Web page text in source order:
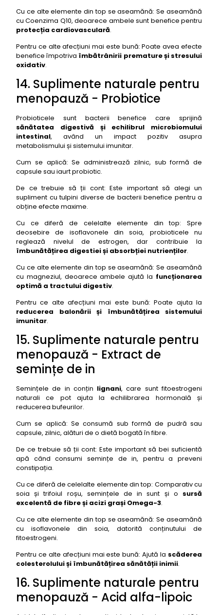
Cu ce alte elemente din top se aseamănă: Se aseamănă
cu Coenzima Q10, deoarece ambele sunt benefice pentru
protecția cardiovasculară.
Pentru ce alte afecțiuni mai este bună: Poate avea efecte
benefice împotriva îmbătrânirii premature și stresului
oxidativ.
14. Suplimente naturale pentru
menopauză - Probiotice
Probioticele sunt bacterii benefice care sprijină
sănătatea digestivă și echilibrul microbiomului
intestinal, având un impact pozitiv asupra
metabolismului și sistemului imunitar.
Cum se aplică: Se administrează zilnic, sub formă de
capsule sau iaurt probiotic.
De ce trebuie să ții cont: Este important să alegi un
supliment cu tulpini diverse de bacterii benefice pentru a
obține efecte maxime.
Cu ce diferă de celelalte elemente din top: Spre
deosebire de isoflavonele din soia, probioticele nu
reglează nivelul de estrogen, dar contribuie la
îmbunătățirea digestiei și absorbției nutrienților.
Cu ce alte elemente din top se aseamănă: Se aseamănă
cu magneziul, deoarece ambele ajută la funcționarea
optimă a tractului digestiv.
Pentru ce alte afecțiuni mai este bună: Poate ajuta la
reducerea balonării și îmbunătățirea sistemului
imunitar.
15. Suplimente naturale pentru
menopauză - Extract de
semințe de in
Semințele de in conțin lignani, care sunt fitoestrogeni
naturali ce pot ajuta la echilibrarea hormonală și
reducerea bufeurilor.
Cum se aplică: Se consumă sub formă de pudră sau
capsule, zilnic, alături de o dietă bogată în fibre.
De ce trebuie să ții cont: Este important să bei suficientă
apă când consumi semințe de in, pentru a preveni
constipația.
Cu ce diferă de celelalte elemente din top: Comparativ cu
soia și trifoiul roșu, semințele de in sunt și o sursă
excelentă de fibre și acizi grași Omega-3.
Cu ce alte elemente din top se aseamănă: Se aseamănă
cu isoflavonele din soia, datorită conținutului de
fitoestrogeni.
Pentru ce alte afecțiuni mai este bună: Ajută la scăderea
colesterolului și îmbunătățirea sănătății inimii.
16. Suplimente naturale pentru
menopauză - Acid alfa-lipoic